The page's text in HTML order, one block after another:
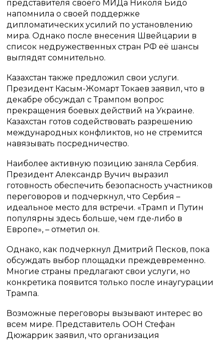
представителя своего МИДа Николя Бидо
напомнила о своей поддержке
дипломатических усилий по установлению
мира. Однако после внесения Швейцарии в
список недружественных стран РФ её шансы
выглядят сомнительно.
Казахстан также предложил свои услуги.
Президент Касым-Жомарт Токаев заявил, что в
декабре обсуждал с Трампом вопрос
прекращения боевых действий на Украине.
Казахстан готов содействовать разрешению
международных конфликтов, но не стремится
навязывать посредничество.
Наиболее активную позицию заняла Сербия.
Президент Александр Вучич выразил
готовность обеспечить безопасность участников
переговоров и подчеркнул, что Сербия –
идеальное место для встречи. «Трамп и Путин
популярны здесь больше, чем где-либо в
Европе», – отметил он.
Однако, как подчеркнул Дмитрий Песков, пока
обсуждать выбор площадки преждевременно.
Многие страны предлагают свои услуги, но
конкретика появится только после инаугурации
Трампа.
Возможные переговоры вызывают интерес во
всем мире. Представитель ООН Стефан
Дюжаррик заявил, что организация